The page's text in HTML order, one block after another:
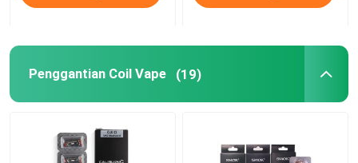
Penggantian Coil Vape (19)